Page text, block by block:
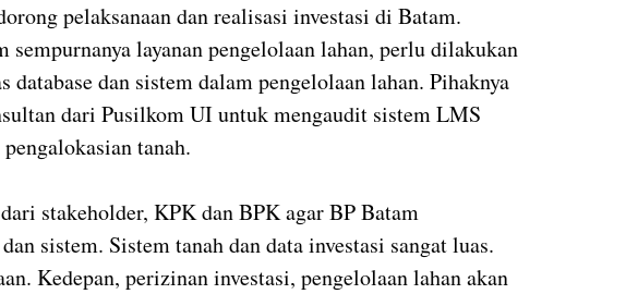
pelaksanaan dan realisasi investasi di Batam.
sempurnanya layanan pengelolaan lahan, perlu dilakukan
database dan sistem dalam pengelolaan lahan. Pihaknya
dari Pusilkom UI untuk mengaudit sistem LMS
tanah.
stakeholder, KPK dan BPK agar BP Batam
sistem. Sistem tanah dan data investasi sangat luas.
Kedepan, perizinan investasi, pengelolaan lahan akan